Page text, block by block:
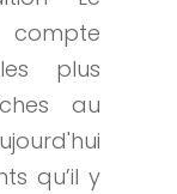
plus
au
qu’il y